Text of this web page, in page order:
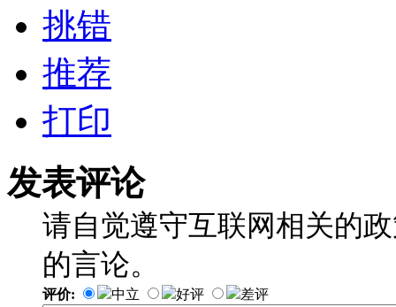
挑错
推荐
打印
发表评论
请自觉遵守互联网相关的
的言论。
评价: 中立 好评 差评